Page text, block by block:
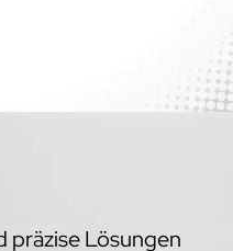
präzise Lösungen